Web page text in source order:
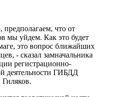
предполагаем, что от
мы уйдем. Как это будет
это вопрос ближайших
- сказал замначальника
регистрационно-
деятельности ГИБДД